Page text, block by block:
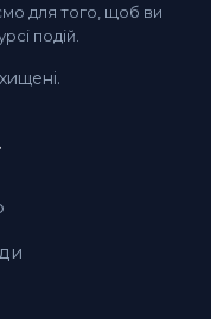
для того, щоб ви
подій.